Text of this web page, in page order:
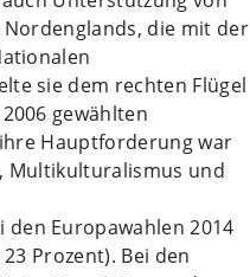
die mit der
sie dem rechten Flügel
gewählten
Hauptforderung war
Multikulturalismus und
den Europawahlen 2014
Prozent). Bei den